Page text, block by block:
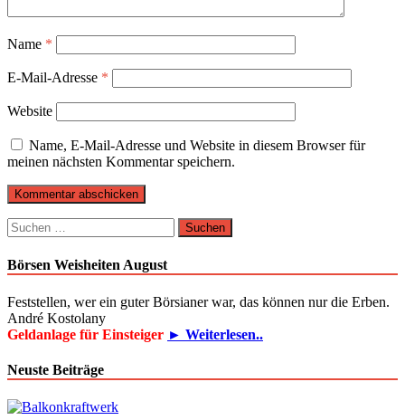
Name *
E-Mail-Adresse *
Website
Name, E-Mail-Adresse und Website in diesem Browser für
meinen nächsten Kommentar speichern.
Suchen
nach:
Börsen Weisheiten August
Feststellen, wer ein guter Börsianer war, das können nur die Erben.
André Kostolany
Geldanlage für Einsteiger ► Weiterlesen..
Neuste Beiträge